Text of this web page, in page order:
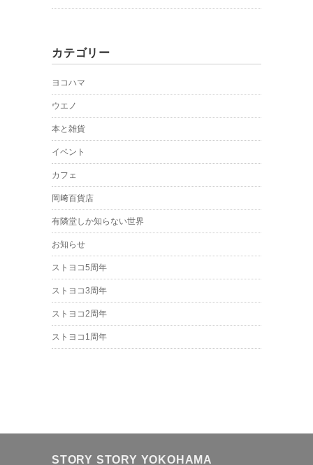
カテゴリー
ヨコハマ
ウエノ
本と雑貨
イベント
カフェ
岡﨑百貨店
有隣堂しか知らない世界
お知らせ
ストヨコ5周年
ストヨコ3周年
ストヨコ2周年
ストヨコ1周年
STORY STORY YOKOHAMA